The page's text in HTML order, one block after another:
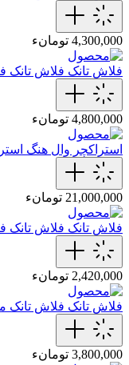
4,300,000 تومانء
فلاش تانک فلاش تانک
4,800,000 تومانء
استراکچر وال هنگ
21,000,000 تومانء
فلاش تانک فلاش تانک
2,420,000 تومانء
فلاش تانک فلاش تانک
3,800,000 تومانء